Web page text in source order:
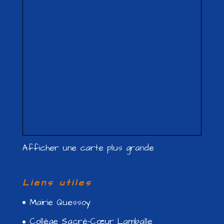
Afficher une carte plus grande
Liens utiles
Mairie Quessoy